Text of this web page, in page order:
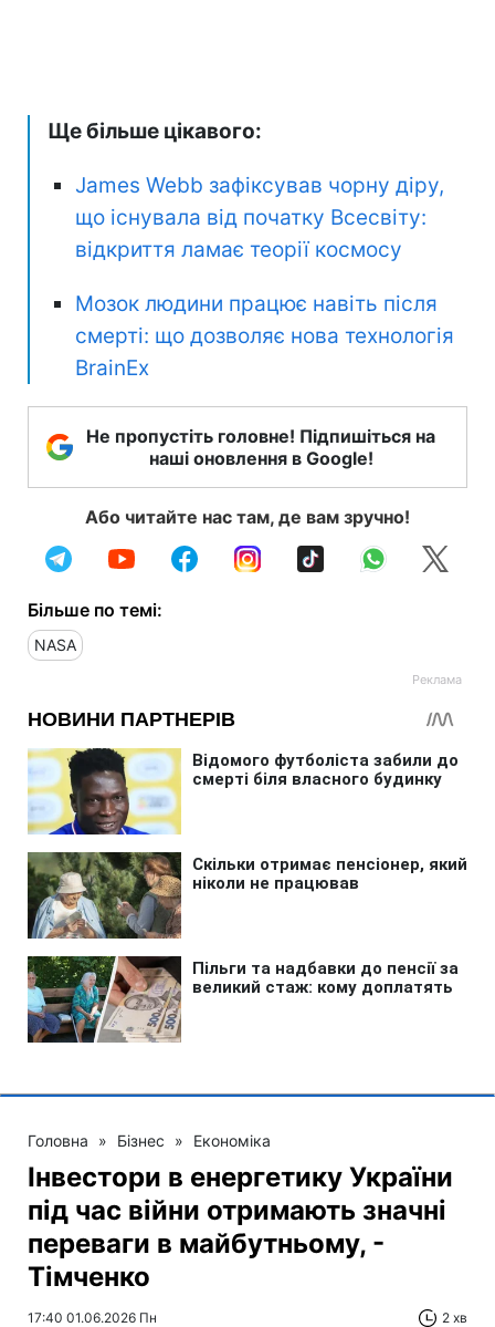
Ще більше цікавого:
James Webb зафіксував чорну діру,
що існувала від початку Всесвіту:
відкриття ламає теорії космосу
Мозок людини працює навіть після
смерті: що дозволяє нова технологія
BrainEx
Не пропустіть головне! Підпишіться на
наші оновлення в Google!
Або читайте нас там, де вам зручно!
Більше по темі:
NASA
Головна » Бізнес » Економіка
Інвестори в енергетику України
під час війни отримають значні
переваги в майбутньому, -
Тімченко
17:40 01.06.2026 Пн 2 хв